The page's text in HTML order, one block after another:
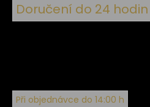
Doručení do 24 hodin
Při objednávce do 14:00 h